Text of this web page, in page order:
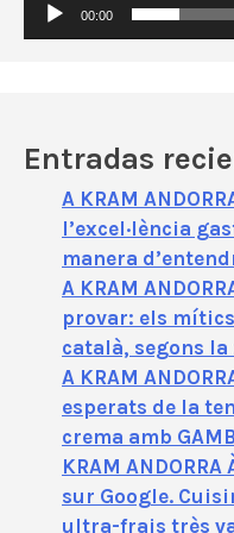
d
00:00
Entradas
A KRAM
l’excel·lència
manera
A KRAM
provar: els
català, segons
A KRAM
esperats de la
crema amb
KRAM
sur Google.
ultra-frais très